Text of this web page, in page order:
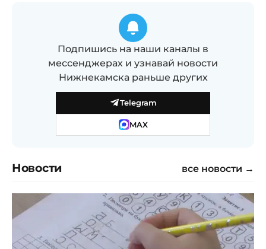
Подпишись на наши каналы в
мессенджерах и узнавай новости
Нижнекамска раньше других
Telegram
MAX
Новости все новости →